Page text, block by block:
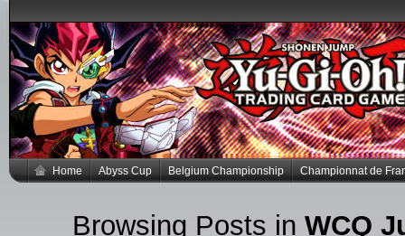
Home Abyss Cup Belgium Championship Championnat de
Browsing Posts in WCQ